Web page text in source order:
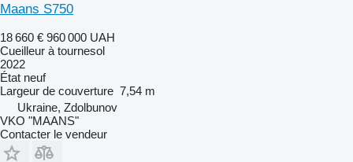
Maans S750
18 660 € 960 000 UAH
Cueilleur à tournesol
2022
État neuf
Largeur de couverture 7,54 m
Ukraine, Zdolbunov
VKO "MAANS"
Contacter le vendeur